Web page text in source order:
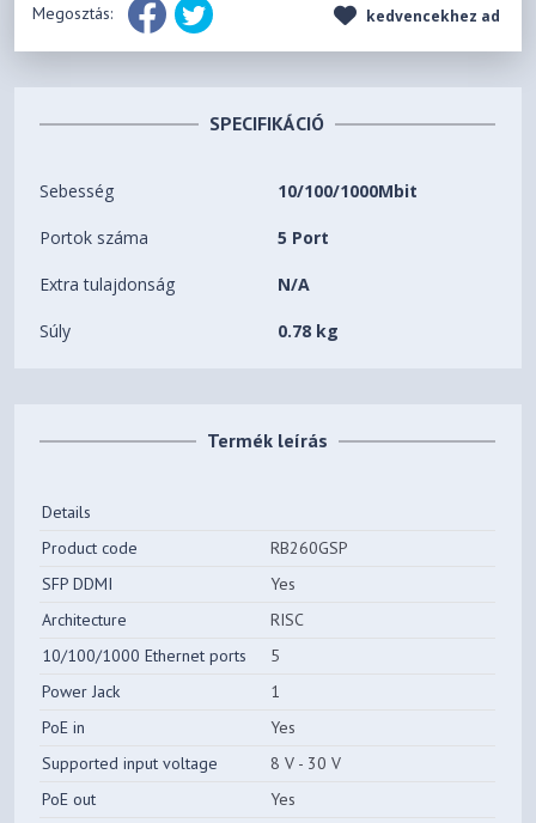
Megosztás: kedvencekhez ad
SPECIFIKÁCIÓ
Sebesség 10/100/1000Mbit
Portok száma 5 Port
Extra tulajdonság N/A
Súly 0.78 kg
Termék leírás
Details
Product code
RB260GSP
SFP DDMI
Yes
Architecture
RISC
10/100/1000 Ethernet ports
5
Power Jack
1
PoE in
Yes
Supported input voltage
8 V - 30 V
PoE out
Yes